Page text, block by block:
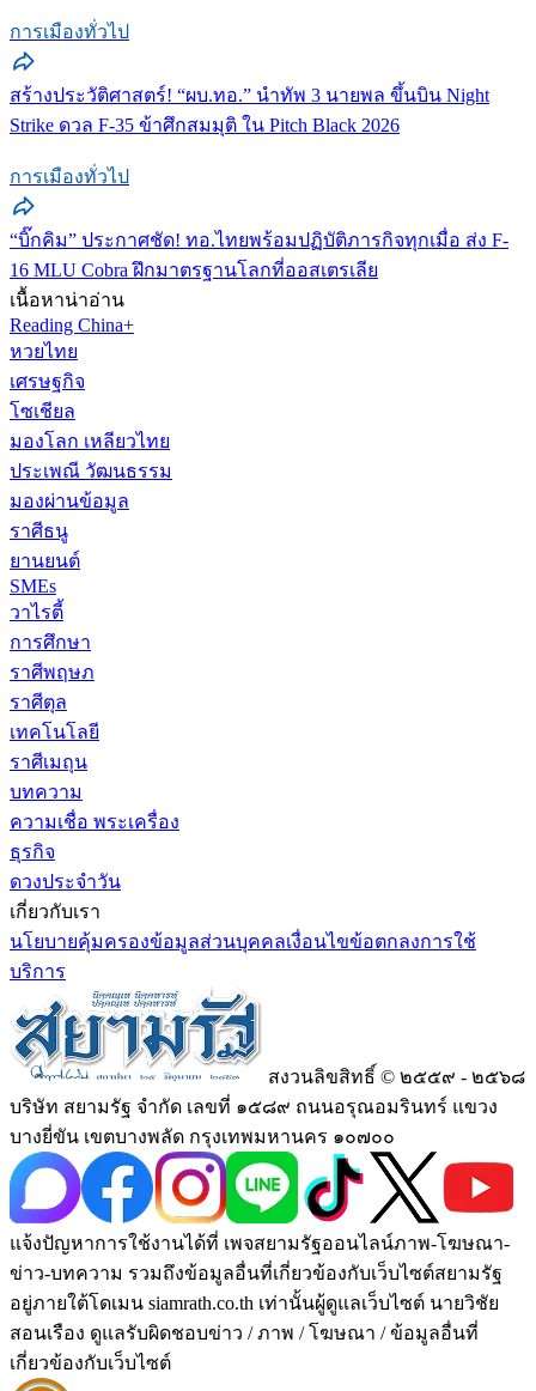
การเมืองทั่วไป
สร้างประวัติศาสตร์! “ผบ.ทอ.” นำทัพ 3 นายพล ขึ้นบิน Night
Strike ดวล F-35 ข้าศึกสมมุติ ใน Pitch Black 2026
การเมืองทั่วไป
“บิ๊กคิม” ประกาศชัด! ทอ.ไทยพร้อมปฏิบัติภารกิจทุกเมื่อ ส่ง F-
16 MLU Cobra ฝึกมาตรฐานโลกที่ออสเตรเลีย
เนื้อหาน่าอ่าน
Reading China+
หวยไทย
เศรษฐกิจ
โซเชียล
มองโลก เหลียวไทย
ประเพณี วัฒนธรรม
มองผ่านข้อมูล
ราศีธนู
ยานยนต์
SMEs
วาไรตี้
การศึกษา
ราศีพฤษภ
ราศีตุล
เทคโนโลยี
ราศีเมถุน
บทความ
ความเชื่อ พระเครื่อง
ธุรกิจ
ดวงประจำวัน
เกี่ยวกับเรา
นโยบายคุ้มครองข้อมูลส่วนบุคคลเงื่อนไขข้อตกลงการใช้
บริการ
สงวนลิขสิทธิ์ © ๒๕๕๙ - ๒๕๖๘
บริษัท สยามรัฐ จำกัด เลขที่ ๑๕๘๙ ถนนอรุณอมรินทร์ แขวง
บางยี่ขัน เขตบางพลัด กรุงเทพมหานคร ๑๐๗๐๐
แจ้งปัญหาการใช้งานได้ที่ เพจสยามรัฐออนไลน์ภาพ-โฆษณา-
ข่าว-บทความ รวมถึงข้อมูลอื่นที่เกี่ยวข้องกับเว็บไซต์สยามรัฐ
อยู่ภายใต้โดเมน siamrath.co.th เท่านั้นผู้ดูแลเว็บไซต์ นายวิชัย
สอนเรือง ดูแลรับผิดชอบข่าว / ภาพ / โฆษณา / ข้อมูลอื่นที่
เกี่ยวข้องกับเว็บไซต์